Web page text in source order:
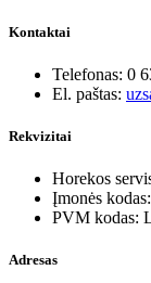
Kontaktai
Telefonas: 0
El. paštas:
Rekvizitai
Horekos
Įmonės
PVM kodas:
Adresas